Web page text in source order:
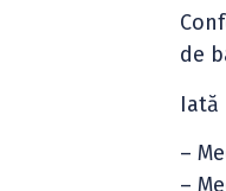
de
Iată
–
–